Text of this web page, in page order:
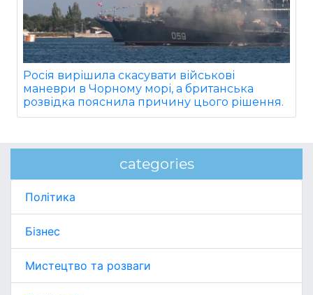
Росія вирішила скасувати військові
маневри в Чорному морі, а британська
розвідка пояснила причину цього рішення.
categories
Політика
Бізнес
Мистецтво та розваги